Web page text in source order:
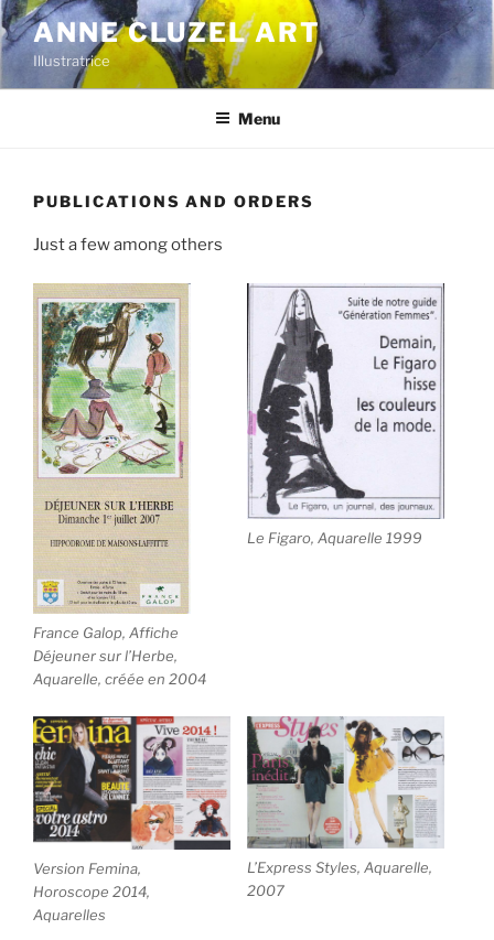
Skip
to
content
ANNE CLUZEL ART
Illustratrice
Menu
PUBLICATIONS AND ORDERS
Just a few among others
France Galop, Affiche
Déjeuner sur l’Herbe,
Aquarelle, créée en 2004
Le Figaro, Aquarelle 1999
Version Femina,
Horoscope 2014,
Aquarelles
L’Express Styles, Aquarelle,
2007